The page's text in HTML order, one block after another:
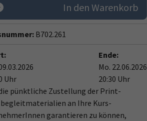
In den Warenkorb
B702.261
Uhr
Ende:
Mo. 22.06.2026
20:30 Uhr
pünktliche Zustellung der Print-
an Ihre Kurs-
garantieren zu können,